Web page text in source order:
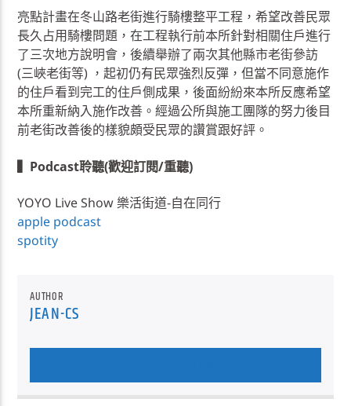
亮點計畫在冬山路老街進行騎樓整平工程，希望改善民眾
長久占用騎樓問題，在工程執行前本所針對相關住戶進行
了三次地方說明會，後續舉辦了兩次其他縣市老街參訪
(三峽老街等) ，起初仍有民眾強烈反彈，但當不同意施作
的住戶看到完工的住戶側成果，後面紛紛來本所反應希望
本所重新納入施作改善。經過公所與施工團隊的努力後目
前老街改善後的樣貌頗受民眾的讚賞跟好評。
▍Podcast聆聽(歡迎訂閱/重聽)
YOYO Live Show 樂活街道-自在同行
apple podcast
spotity
AUTHOR
JEAN-CS